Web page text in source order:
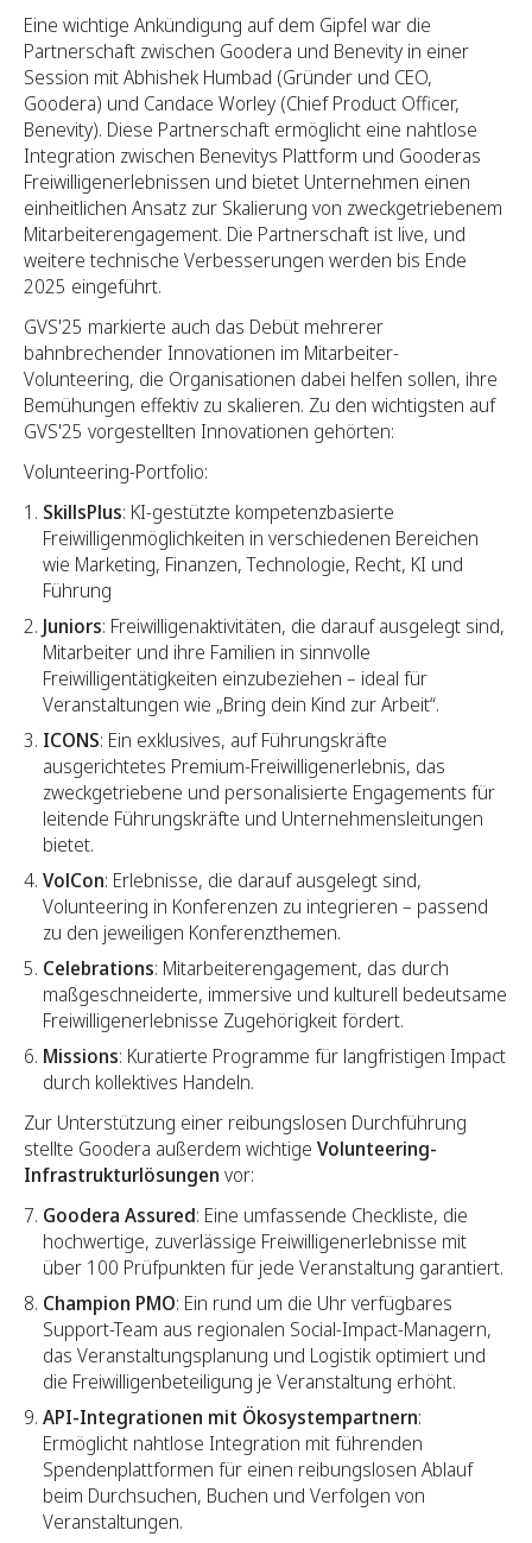
Eine wichtige Ankündigung auf dem Gipfel war die
Partnerschaft zwischen Goodera und Benevity in einer
Session mit Abhishek Humbad (Gründer und CEO,
Goodera) und Candace Worley (Chief Product Officer,
Benevity). Diese Partnerschaft ermöglicht eine nahtlose
Integration zwischen Benevitys Plattform und Gooderas
Freiwilligenerlebnissen und bietet Unternehmen einen
einheitlichen Ansatz zur Skalierung von zweckgetriebenem
Mitarbeiterengagement. Die Partnerschaft ist live, und
weitere technische Verbesserungen werden bis Ende
2025 eingeführt.
GVS'25 markierte auch das Debüt mehrerer
bahnbrechender Innovationen im Mitarbeiter-
Volunteering, die Organisationen dabei helfen sollen, ihre
Bemühungen effektiv zu skalieren. Zu den wichtigsten auf
GVS'25 vorgestellten Innovationen gehörten:
Volunteering-Portfolio:
SkillsPlus: KI-gestützte kompetenzbasierte
Freiwilligenmöglichkeiten in verschiedenen Bereichen
wie Marketing, Finanzen, Technologie, Recht, KI und
Führung
Juniors: Freiwilligenaktivitäten, die darauf ausgelegt sind,
Mitarbeiter und ihre Familien in sinnvolle
Freiwilligentätigkeiten einzubeziehen – ideal für
Veranstaltungen wie „Bring dein Kind zur Arbeit“.
ICONS: Ein exklusives, auf Führungskräfte
ausgerichtetes Premium-Freiwilligenerlebnis, das
zweckgetriebene und personalisierte Engagements für
leitende Führungskräfte und Unternehmensleitungen
bietet.
VolCon: Erlebnisse, die darauf ausgelegt sind,
Volunteering in Konferenzen zu integrieren – passend
zu den jeweiligen Konferenzthemen.
Celebrations: Mitarbeiterengagement, das durch
maßgeschneiderte, immersive und kulturell bedeutsame
Freiwilligenerlebnisse Zugehörigkeit fördert.
Missions: Kuratierte Programme für langfristigen Impact
durch kollektives Handeln.
Zur Unterstützung einer reibungslosen Durchführung
stellte Goodera außerdem wichtige Volunteering-
Infrastrukturlösungen vor:
Goodera Assured: Eine umfassende Checkliste, die
hochwertige, zuverlässige Freiwilligenerlebnisse mit
über 100 Prüfpunkten für jede Veranstaltung garantiert.
Champion PMO: Ein rund um die Uhr verfügbares
Support-Team aus regionalen Social-Impact-Managern,
das Veranstaltungsplanung und Logistik optimiert und
die Freiwilligenbeteiligung je Veranstaltung erhöht.
API-Integrationen mit Ökosystempartnern:
Ermöglicht nahtlose Integration mit führenden
Spendenplattformen für einen reibungslosen Ablauf
beim Durchsuchen, Buchen und Verfolgen von
Veranstaltungen.